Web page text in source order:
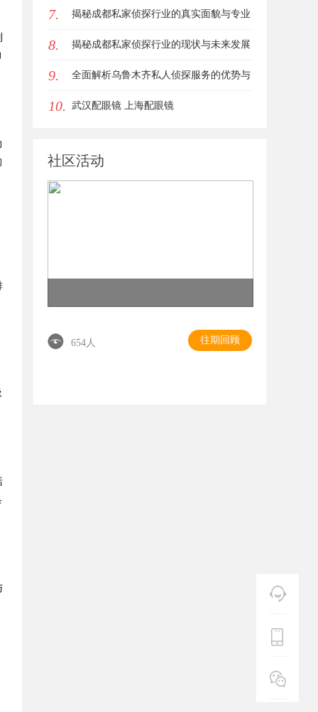
择
7. 揭秘成都私家侦探行业的真实面貌与专业
服务
8. 揭秘成都私家侦探行业的现状与未来发展
趋势
9. 全面解析乌鲁木齐私人侦探服务的优势与
应用
10. 武汉配眼镜 上海配眼镜
社区活动
654人 往期回顾